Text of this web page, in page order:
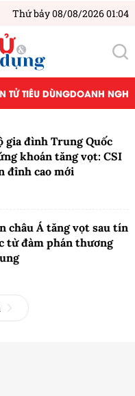
Thứ bảy 08/08/2026 01:04
TỬ TIÊU DÙNGDOANH
gia đình Trung Quốc
khoán tăng vọt: CSI
đỉnh cao mới
châu Á tăng vọt sau tín
từ đàm phán thương